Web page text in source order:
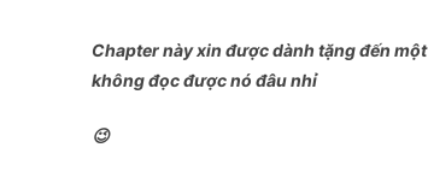
Chapter này xin được dành tặng đến
không đọc được nó đâu nhỉ
😉